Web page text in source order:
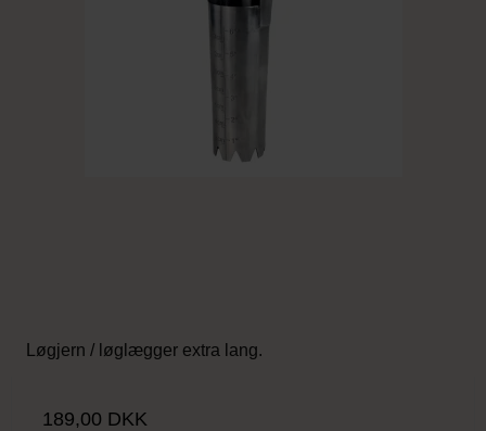
Løgjern / løglægger extra lang.
189,00 DKK